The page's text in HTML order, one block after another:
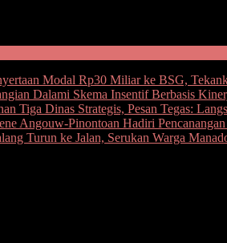
Modal Rp30 Miliar ke BSG,
Dalami Skema Insentif Berbasis
Tiga Dinas Strategis, Pesan Tegas:
Angouw-Pinontoan Hadiri
Turun ke Jalan, Serukan Warga